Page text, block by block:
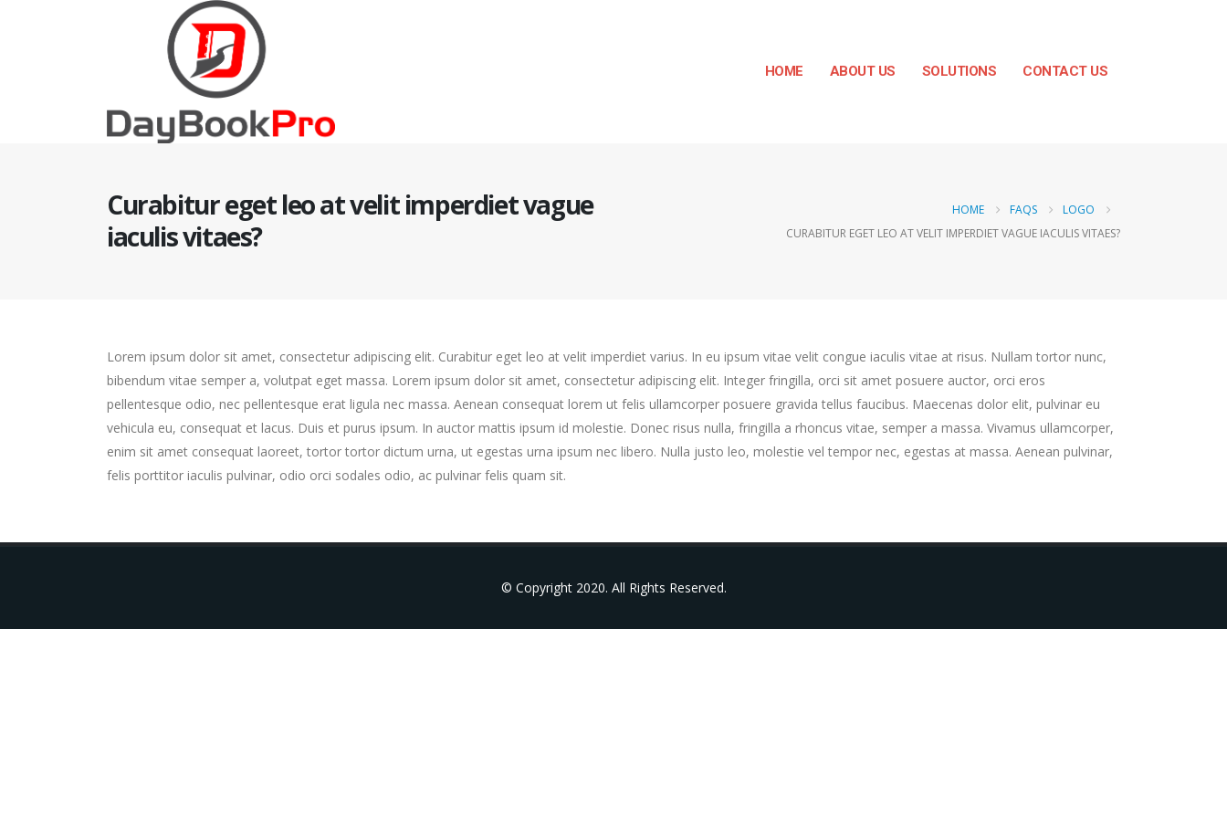
HOME ABOUT US SOLUTIONS CONTACT US
Curabitur eget leo at velit imperdiet vague
iaculis vitaes?
HOME FAQS
LOGO
CURABITUR EGET LEO AT VELIT IMPERDIET VAGUE IACULIS VITAES?
Lorem ipsum dolor sit amet, consectetur adipiscing elit. Curabitur eget leo at velit imperdiet varius. In eu ipsum vitae velit congue iaculis vitae at risus. Nullam tortor nunc,
bibendum vitae semper a, volutpat eget massa. Lorem ipsum dolor sit amet, consectetur adipiscing elit. Integer fringilla, orci sit amet posuere auctor, orci eros
pellentesque odio, nec pellentesque erat ligula nec massa. Aenean consequat lorem ut felis ullamcorper posuere gravida tellus faucibus. Maecenas dolor elit, pulvinar eu
vehicula eu, consequat et lacus. Duis et purus ipsum. In auctor mattis ipsum id molestie. Donec risus nulla, fringilla a rhoncus vitae, semper a massa. Vivamus ullamcorper,
enim sit amet consequat laoreet, tortor tortor dictum urna, ut egestas urna ipsum nec libero. Nulla justo leo, molestie vel tempor nec, egestas at massa. Aenean pulvinar,
felis porttitor iaculis pulvinar, odio orci sodales odio, ac pulvinar felis quam sit.
© Copyright 2020. All Rights Reserved.